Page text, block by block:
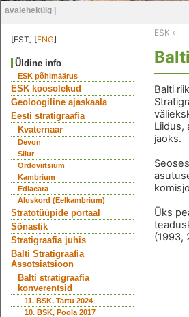
avalehekülg
[EST] [ENG]
Üldine info
ESK põhimäärus
ESK koosolekud
Geoloogiline ajaskaala
Eesti stratigraafia
Kvaternaar
Devon
Silur
Ordoviitsium
Kambrium
Ediacara
Aluskord (Eelkambrium)
Stratotüüpide portaal
Sõnastik
Stratigraafia juhis
Balti Stratigraafia
Assotsiatsioon
Balti stratigraafia
konverentsid
11. BSK, Tartu 2024
10. BSK, Poola 2017
ESK »
Balti
Liidus,
jaoks.
Üks
(1993,